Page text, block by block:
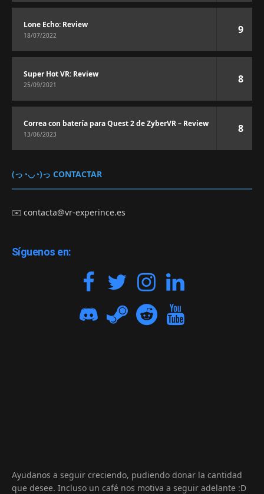
Lone Echo: Review
18/07/2022 9
Super Hot VR: Review
25/09/2021 8
Correa con batería para Quest 2 de ZyberVR – Review
13/06/2023 8
(っ◔◡◔)っ CONTACTAR
✉️contacta@vr-experince.es
Síguenos en:
Ayudanos a seguir creciendo, pudiendo donar la cantidad
que desee. Incluso un café nos motiva a seguir adelante :D